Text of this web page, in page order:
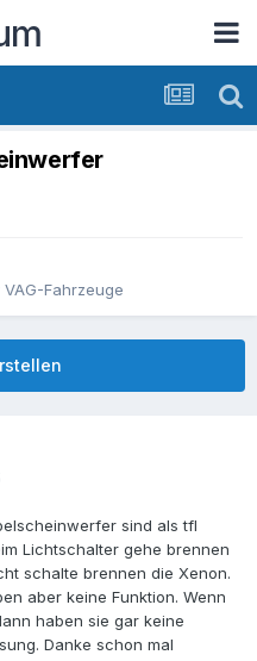
Fahrzeuge
sind als tfl
Lichtschalter gehe brennen
schalte brennen die Xenon.
aber keine Funktion. Wenn
haben sie gar keine
Danke schon mal